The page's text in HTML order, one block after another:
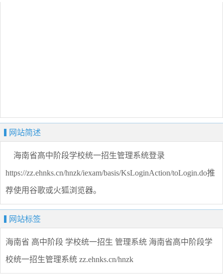
网站简述
海南省高中阶段学校统一招生管理系统登录
https://zz.ehnks.cn/hnzk/iexam/basis/KsLoginAction/toLogin.do推
荐使用谷歌或火狐浏览器。
网站标签
海南省 高中阶段 学校统一招生 管理系统 海南省高中阶段学
校统一招生管理系统 zz.ehnks.cn/hnzk